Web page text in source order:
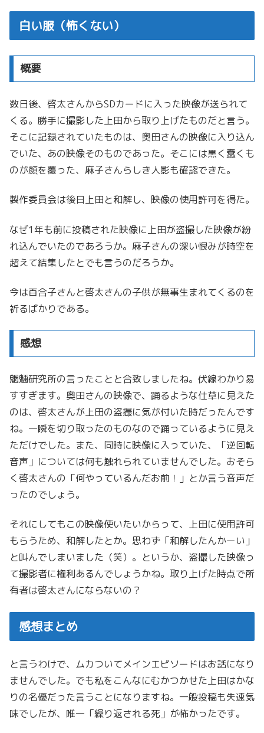
白い服（怖くない）
概要
数日後、啓太さんからSDカードに入った映像が送られて
くる。勝手に撮影した上田から取り上げたものだと言う。
そこに記録されていたものは、奥田さんの映像に入り込ん
でいた、あの映像そのものであった。そこには黒く蠢くも
のが顔を覆った、麻子さんらしき人影も確認できた。
製作委員会は後日上田と和解し、映像の使用許可を得た。
なぜ1年も前に投稿された映像に上田が盗撮した映像が紛
れ込んでいたのであろうか。麻子さんの深い恨みが時空を
超えて結集したとでも言うのだろうか。
今は百合子さんと啓太さんの子供が無事生まれてくるのを
祈るばかりである。
感想
魍魎研究所の言ったことと合致しましたね。伏線わかり易
すすぎます。奥田さんの映像で、踊るような仕草に見えた
のは、啓太さんが上田の盗撮に気が付いた時だったんです
ね。一瞬を切り取ったのものなので踊っているように見え
ただけでした。また、同時に映像に入っていた、「逆回転
音声」については何も触れられていませんでした。おそら
く啓太さんの「何やっているんだお前！」とか言う音声だ
ったのでしょう。
それにしてもこの映像使いたいからって、上田に使用許可
もらうため、和解したとか。思わず「和解したんかーい」
と叫んでしまいました（笑）。というか、盗撮した映像っ
て撮影者に権利あるんでしょうかね。取り上げた時点で所
有者は啓太さんにならないの？
感想まとめ
と言うわけで、ムカついてメインエピソードはお話になり
ませんでした。でも私をこんなにむかつかせた上田はかな
りの名優だった言うことになりますね。一般投稿も失速気
味でしたが、唯一「繰り返される死」が怖かったです。